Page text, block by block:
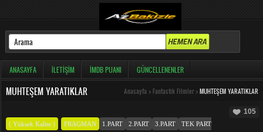
ANASAYFA İLETIŞIM İMDB PUANI GÜNCELLENENLER
MUHTEŞEM YARATIKLAR Anasayfa > Fantastik Filmler> MUHTEŞEM YARATIKLAR
105
( Yüksek Kalite ) FRAGMAN 1.PART 2.PART 3.PART TEK PART